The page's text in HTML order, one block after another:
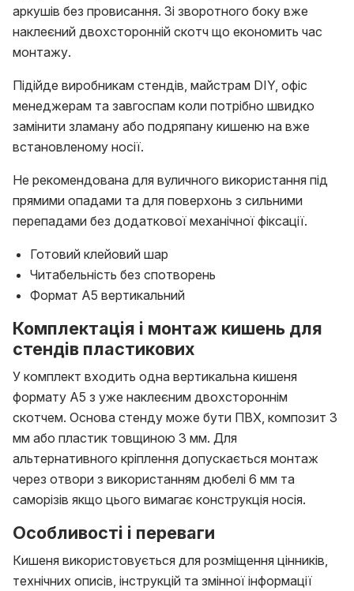
аркушів без провисання. Зі зворотного боку вже
наклеєний двохсторонній скотч що економить час
монтажу.
Підійде виробникам стендів, майстрам DIY, офіс
менеджерам та завгоспам коли потрібно швидко
замінити зламану або подряпану кишеню на вже
встановленому носії.
Не рекомендована для вуличного використання під
прямими опадами та для поверхонь з сильними
перепадами без додаткової механічної фіксації.
Готовий клейовий шар
Читабельність без спотворень
Формат А5 вертикальний
Комплектація і монтаж кишень для
стендів пластикових
У комплект входить одна вертикальна кишеня
формату А5 з уже наклеєним двохстороннім
скотчем. Основа стенду може бути ПВХ, композит 3
мм або пластик товщиною 3 мм. Для
альтернативного кріплення допускається монтаж
через отвори з використанням дюбелі 6 мм та
саморізів якщо цього вимагає конструкція носія.
Особливості і переваги
Кишеня використовується для розміщення цінників,
технічних описів, інструкцій та змінної інформації